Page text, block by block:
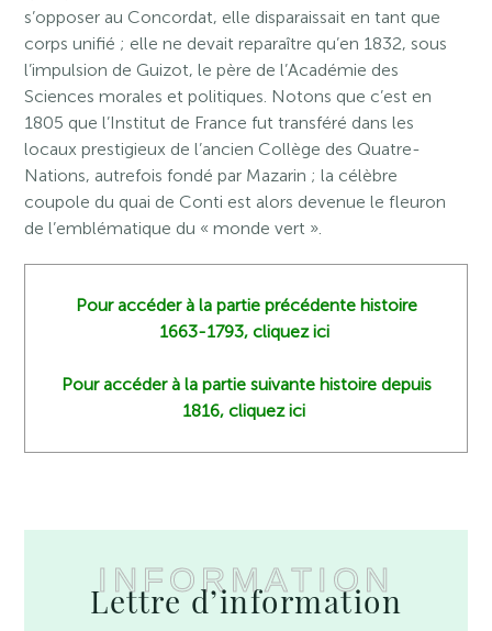
s’opposer au Concordat, elle disparaissait en tant que
corps unifié ; elle ne devait reparaître qu’en 1832, sous
l’impulsion de Guizot, le père de l’Académie des
Sciences morales et politiques. Notons que c’est en
1805 que l’Institut de France fut transféré dans les
locaux prestigieux de l’ancien Collège des Quatre-
Nations, autrefois fondé par Mazarin ; la célèbre
coupole du quai de Conti est alors devenue le fleuron
de l’emblématique du « monde vert ».
Pour accéder à la partie précédente histoire
1663-1793, cliquez ici
Pour accéder à la partie suivante histoire depuis
1816, cliquez ici
INFORMATION
Lettre d’information